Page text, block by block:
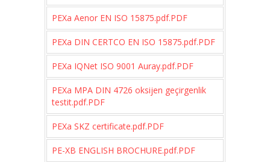
PEXa Aenor EN ISO 15875.pdf.PDF
PEXa DIN CERTCO EN ISO 15875.pdf.PDF
PEXa IQNet ISO 9001 Auray.pdf.PDF
PEXa MPA DIN 4726 oksijen geçirgenlik
testit.pdf.PDF
PEXa SKZ certificate.pdf.PDF
PE-XB ENGLISH BROCHURE.pdf.PDF